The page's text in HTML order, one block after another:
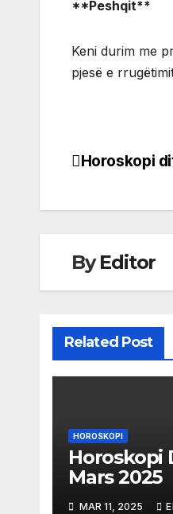
**Peshqit**
Keni durim me
pjesë e
Post
Horoskopi
ByEditor
Related Post
HOROSKOPI
Horoskopi
Mars 2025
MAR 11, 2025